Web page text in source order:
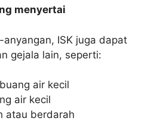
menyertai
anyangan, ISK juga dapat
gejala lain, seperti:
air kecil
air kecil
atau berdarah